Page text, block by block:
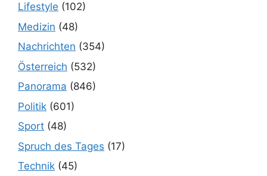
Lifestyle (102)
Medizin (48)
Nachrichten (354)
Österreich (532)
Panorama (846)
Politik (601)
Sport (48)
Spruch des Tages (17)
Technik (45)